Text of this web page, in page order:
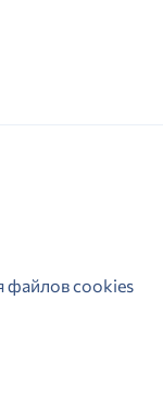
файлов cookies